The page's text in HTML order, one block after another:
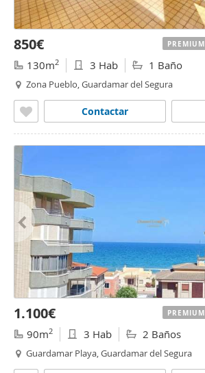
850€
130m2 3 Hab 1 Baño
Zona Pueblo, Guardamar del Segura
Contactar
PREMIUM
1.100€
90m2 3 Hab 2 Baños
Guardamar Playa, Guardamar del Segura
PREMIUM